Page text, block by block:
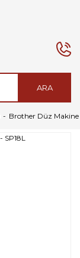
ARA
Brother Düz Makine